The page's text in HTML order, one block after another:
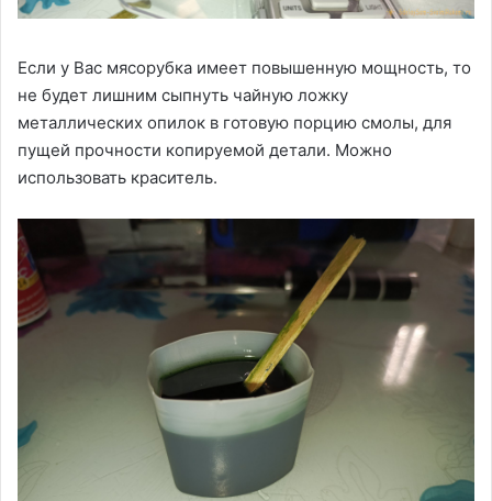
Если у Вас мясорубка имеет повышенную мощность, то
не будет лишним сыпнуть чайную ложку
металлических опилок в готовую порцию смолы, для
пущей прочности копируемой детали. Можно
использовать краситель.